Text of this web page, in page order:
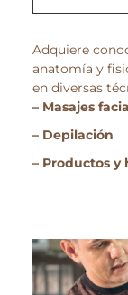
Adquiere
anatomía y
en diversas
– Masajes
– Depilación
– Productos y